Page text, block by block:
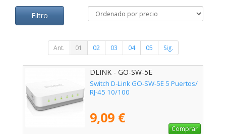
Filtro
Ant. 01 02 03 04 05 Sig.
DLINK - GO-SW-5E
Switch D-Link GO-SW-5E 5 Puertos/
RJ-45 10/100
9,09 €
Comprar